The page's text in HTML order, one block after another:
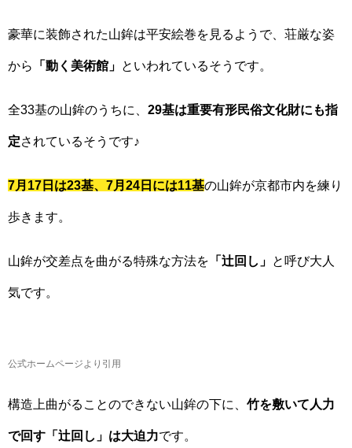
豪華に装飾された山鉾は平安絵巻を見るようで、荘厳な姿
から 「動く美術館」 といわれているそうです。
全33基の山鉾のうちに、 29基は重要有形民俗文化財にも指
定されているそうです♪
7月17日は23基、7月24日には11基の山鉾が京都市内を練り
歩きます。
山鉾が交差点を曲がる特殊な方法を 「辻回し」 と呼び大人
気です。
公式ホームページより引用
構造上曲がることのできない山鉾の下に、 竹を敷いて人力
で回す「辻回し」は大迫力です。